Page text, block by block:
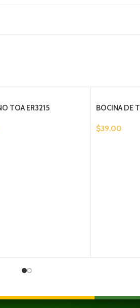
TOA ER3215 BOCINA DE
$39.00